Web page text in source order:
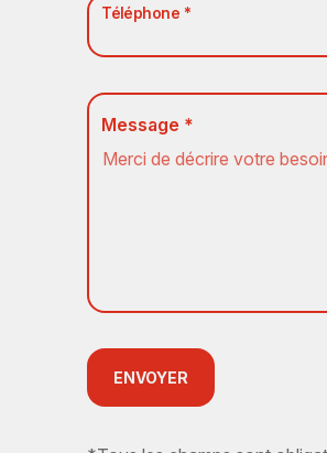
Téléphone *
Message *
ENVOYER